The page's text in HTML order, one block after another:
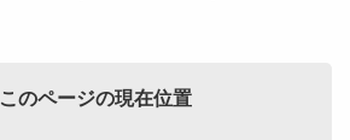
このページの現在位置